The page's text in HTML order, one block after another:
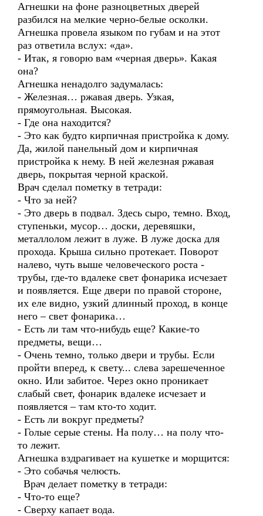
Агнешки на фоне разноцветных дверей
разбился на мелкие черно-белые осколки.
Агнешка провела языком по губам и на этот
раз ответила вслух: «да».
- Итак, я говорю вам «черная дверь». Какая
она?
Агнешка ненадолго задумалась:
- Железная… ржавая дверь. Узкая,
прямоугольная. Высокая.
- Где она находится?
- Это как будто кирпичная пристройка к дому.
Да, жилой панельный дом и кирпичная
пристройка к нему. В ней железная ржавая
дверь, покрытая черной краской.
Врач сделал пометку в тетради:
- Что за ней?
- Это дверь в подвал. Здесь сыро, темно. Вход,
ступеньки, мусор… доски, деревяшки,
металлолом лежит в луже. В луже доска для
прохода. Крыша сильно протекает. Поворот
налево, чуть выше человеческого роста -
трубы, где-то вдалеке свет фонарика исчезает
и появляется. Еще двери по правой стороне,
их еле видно, узкий длинный проход, в конце
него – свет фонарика…
- Есть ли там что-нибудь еще? Какие-то
предметы, вещи…
- Очень темно, только двери и трубы. Если
пройти вперед, к свету... слева зарешеченное
окно. Или забитое. Через окно проникает
слабый свет, фонарик вдалеке исчезает и
появляется – там кто-то ходит.
- Есть ли вокруг предметы?
- Голые серые стены. На полу… на полу что-
то лежит.
Агнешка вздрагивает на кушетке и морщится:
- Это собачья челюсть.
Врач делает пометку в тетради:
- Что-то еще?
- Сверху капает вода.